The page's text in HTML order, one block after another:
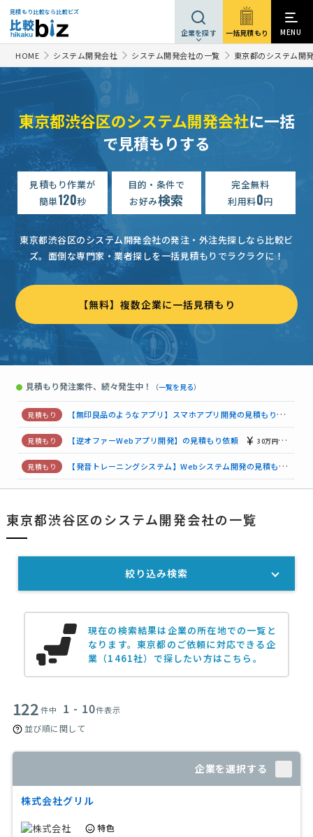
見積もり比較なら比較ビズ
企業を探す 一括見積もり MENU
HOME システム開発会社 システム開発会社の一覧 東京都のシステム開
東京都渋谷区のシステム開発会社に一括
で見積もりする
見積もり作業が
簡単120秒
目的・条件で
お好み検索
完全無料
利用料0円
東京都渋谷区のシステム開発会社の発注・外注先探しなら比較ビ
ズ。 面倒な専門家・業者探しを一括見積もりでラクラクに！
【無料】複数企業に一括見積もり
● 見積もり発注案件、続々発生中！ （一覧を見る）
【PCキッティングサービス】IT・パソコンサポートの見積もり依頼
【無印良品のようなアプリ】スマホアプリ開発の見積もり依頼
【逆オファーWebアプリ開発】の見積もり依頼
【発音トレーニングシステム】Webシステム開発の見積もり依頼
【リハビリテーションの専門職向け】スマホアプリ開発の見積もり依頼
【精算機システムの開発（組み込みC++）を支援】業務システムの見積もり依頼
東京都
Webシステム開発の見積もり依頼
【PCキッティングサービス】IT・パソコンサポートの見積もり依頼
【無印良品のようなアプリ】スマホアプリ開発の見積もり依頼
【逆オファーWebアプリ開発】の見積もり依頼 30万円まで
【発音トレーニングシステム】Webシステム開発の見積もり依頼
【精算機システムの開発（組み込みC++）を支援】業務システムの見積もり依頼
東京都渋谷区のシステム開発会社の一覧
現在の検索結果は企業の所在地での一覧と
なります。東京都のご依頼に対応できる企
業（1461社）で探したい方はこちら。
122件中 1 - 10件表示
並び順に関して
企業を選択する
株式会社グリル
特色
絞り込み検索